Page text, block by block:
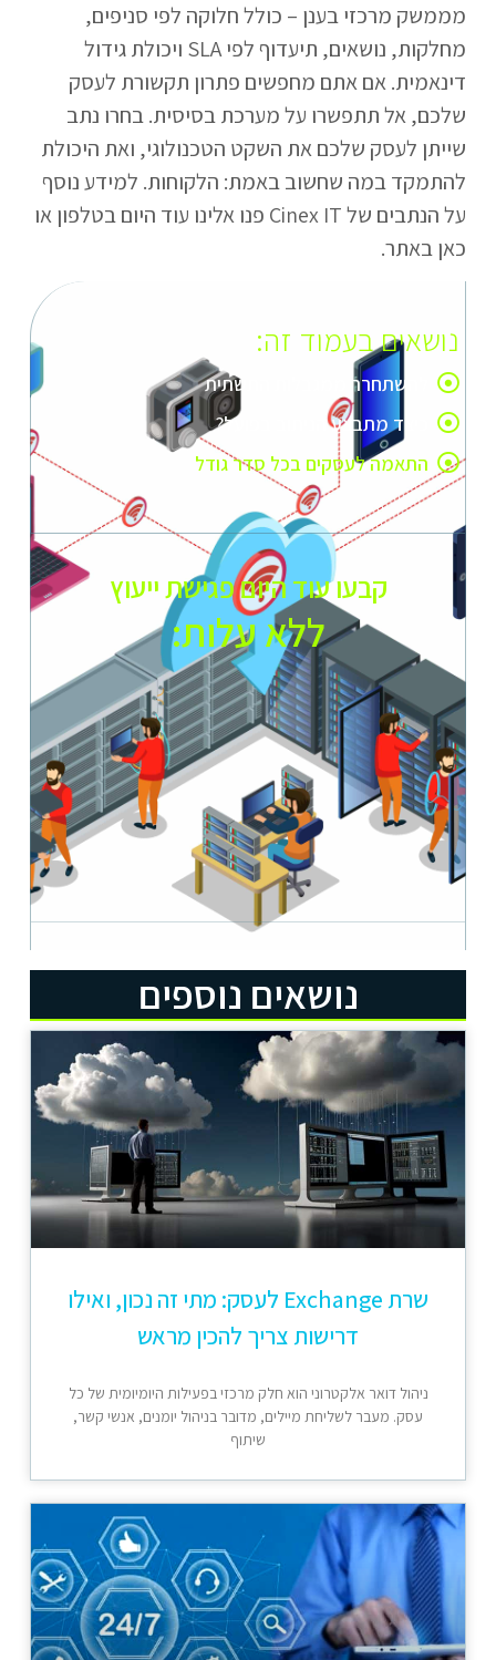
מממשק מרכזי בענן – כולל חלוקה לפי סניפים,
מחלקות, נושאים, תיעדוף לפי SLA ויכולת גידול
דינאמית. אם אתם מחפשים פתרון תקשורת לעסק
שלכם, אל תתפשרו על מערכת בסיסית. בחרו נתב
שייתן לעסק שלכם את השקט הטכנולוגי, ואת היכולת
להתמקד במה שחשוב באמת: הלקוחות. למידע נוסף
על הנתבים של Cinex IT פנו אלינו עוד היום בטלפון או
כאן באתר.
נושאים בעמוד זה:
להשתחרר ממגבלות התשתית
כיצד מתבצע הניתוב בפועל?
התאמה לעסקים בכל סדר גודל
קבעו עוד היום פגישת ייעוץ
ללא עלות:​
נושאים נוספים
שרת Exchange לעסק: מתי זה נכון, ואילו
דרישות צריך להכין מראש
ניהול דואר אלקטרוני הוא חלק מרכזי בפעילות היומיומית של כל
עסק. מעבר לשליחת מיילים, מדובר בניהול יומנים, אנשי קשר,
שיתוף